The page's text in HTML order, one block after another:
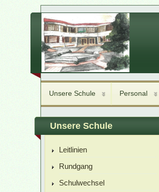
Unsere Schule Personal
Unsere Schule
Leitlinien
Rundgang
Schulwechsel